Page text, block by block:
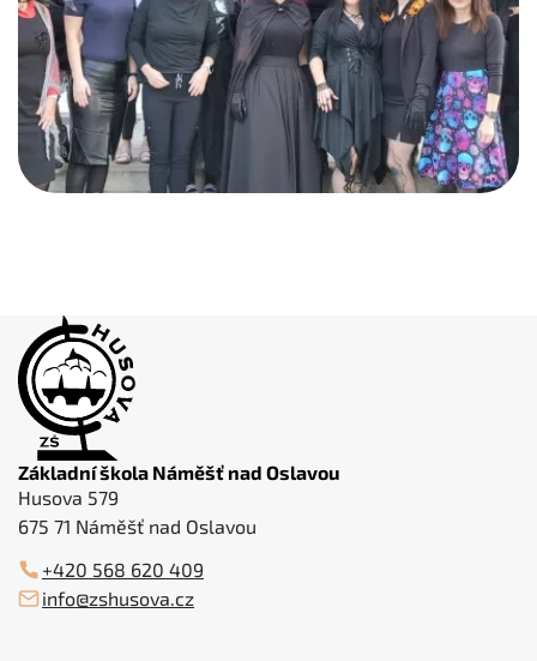
Základní škola Náměšť nad Oslavou
Husova 579
675 71 Náměšť nad Oslavou
+420 568 620 409
info@zshusova.cz